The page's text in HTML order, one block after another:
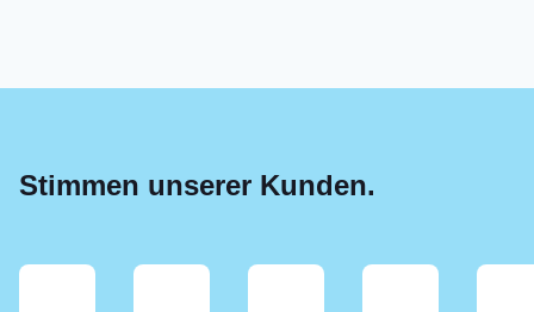
Stimmen unserer Kunden.